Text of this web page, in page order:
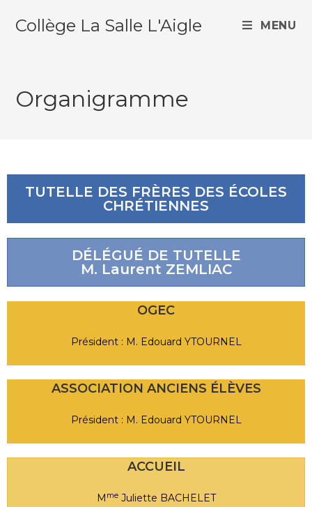
Collège La Salle L'Aigle MENU
Organigramme
TUTELLE DES FRÈRES DES ÉCOLES
CHRÉTIENNES
DÉLÉGUÉ DE TUTELLE
M. Laurent ZEMLIAC
OGEC
Président : M. Edouard YTOURNEL
ASSOCIATION ANCIENS ÉLÈVES
Président : M. Edouard YTOURNEL
ACCUEIL
M meJuliette BACHELET